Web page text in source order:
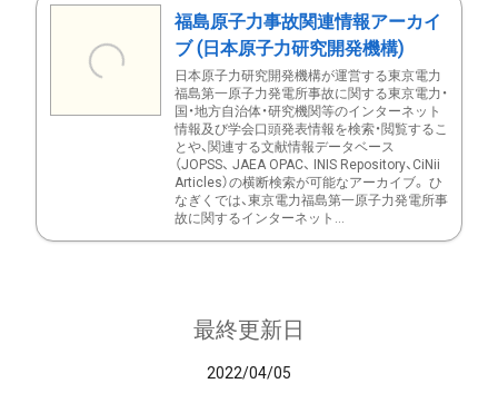
福島原子力事故関連情報アーカイ
ブ (日本原子力研究開発機構)
日本原子力研究開発機構が運営する東京電力
福島第一原子力発電所事故に関する東京電力・
国・地方自治体・研究機関等のインターネット
情報及び学会口頭発表情報を検索・閲覧するこ
とや、関連する文献情報データベース
（JOPSS、 JAEA OPAC、 INIS Repository、CiNii
Articles）の横断検索が可能なアーカイブ。 ひ
なぎくでは、東京電力福島第一原子力発電所事
故に関するインターネット...
最終更新日
2022/04/05